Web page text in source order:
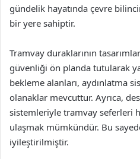
gündelik hayatında çevre
bir yere sahiptir.
Tramvay duraklarının
güvenliği ön planda tutularak
bekleme alanları, aydınlatma
olanaklar mevcuttur. Ayrıca,
sistemleriyle tramvay seferleri
ulaşmak mümkündür. Bu
iyileştirilmiştir.